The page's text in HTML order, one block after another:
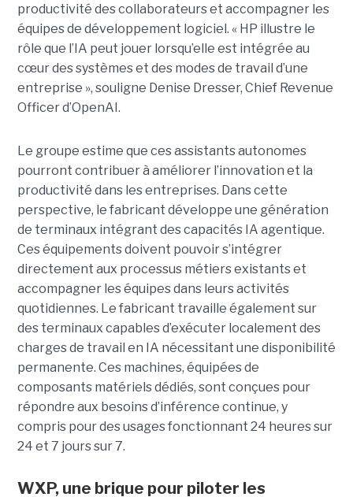
productivité des collaborateurs et accompagner les
équipes de développement logiciel. « HP illustre le
rôle que l’IA peut jouer lorsqu’elle est intégrée au
cœur des systèmes et des modes de travail d’une
entreprise », souligne Denise Dresser, Chief Revenue
Officer d’OpenAI.
Le groupe estime que ces assistants autonomes
pourront contribuer à améliorer l’innovation et la
productivité dans les entreprises. Dans cette
perspective, le fabricant développe une génération
de terminaux intégrant des capacités IA agentique.
Ces équipements doivent pouvoir s’intégrer
directement aux processus métiers existants et
accompagner les équipes dans leurs activités
quotidiennes. Le fabricant travaille également sur
des terminaux capables d’exécuter localement des
charges de travail en IA nécessitant une disponibilité
permanente. Ces machines, équipées de
composants matériels dédiés, sont conçues pour
répondre aux besoins d’inférence continue, y
compris pour des usages fonctionnant 24 heures sur
24 et 7 jours sur 7.
WXP, une brique pour piloter les